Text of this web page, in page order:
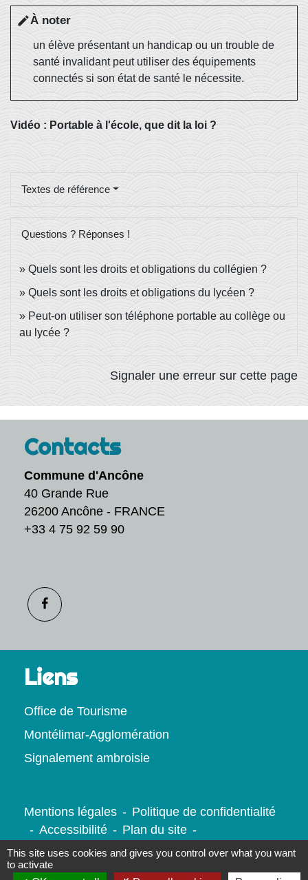
editÀ noter
un élève présentant un handicap ou un trouble de
santé invalidant peut utiliser des équipements
connectés si son état de santé le nécessite.
Vidéo : Portable à l'école, que dit la loi ?
Textes de référence
Questions ? Réponses !
Quels sont les droits et obligations du collégien ?
Quels sont les droits et obligations du lycéen ?
Peut-on utiliser son téléphone portable au collège ou
au lycée ?
Signaler une erreur sur cette page
Contacts
Commune d'Ancône
40 Grande Rue
26200 Ancône - FRANCE
+33 4 75 92 59 90
Liens
Office de Tourisme
Montélimar-Agglomération
Signalement ambroisie
Mentions légales - Politique de confidentialité
- Accessibilité - Plan du site -
Gestion des cookies
This site uses cookies and gives you control over what you want
to activate